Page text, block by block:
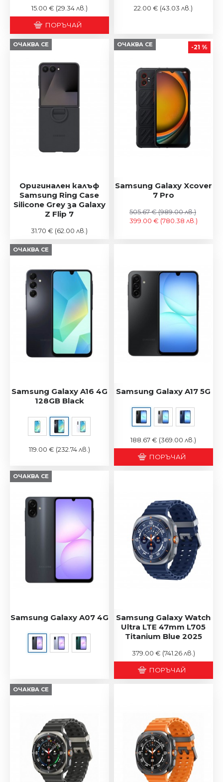
15.00 € (29.34 лв.)
ПОРЪЧАЙ
22.00 € (43.03 лв.)
ОЧАКВА СЕ
Оригинален калъф
Samsung Ring Case
Silicone Grey за Galaxy
Z Flip 7
31.70 € (62.00 лв.)
-21 %
ОЧАКВА СЕ
Samsung Galaxy Xcover
7 Pro
399.00 € (780.38 лв.)
505.67 €(989.00 лв.)
ОЧАКВА СЕ
Samsung Galaxy A16 4G
128GB Black
119.00 € (232.74 лв.)
Samsung Galaxy A17 5G
188.67 € (369.00 лв.)
ПОРЪЧАЙ
ОЧАКВА СЕ
Samsung Galaxy A07 4G
Samsung Galaxy Watch
Ultra LTE 47mm L705
Titanium Blue 2025
379.00 € (741.26 лв.)
ПОРЪЧАЙ
ОЧАКВА СЕ